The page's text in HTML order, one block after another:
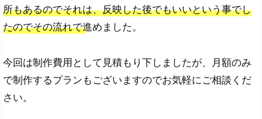
所もあるのでそれは、反映した後でもいいという事でし
たのでその流れで進めました。
今回は制作費用として見積もり下しましたが、月額のみ
で制作するプランもございますのでお気軽にご相談くだ
さい。